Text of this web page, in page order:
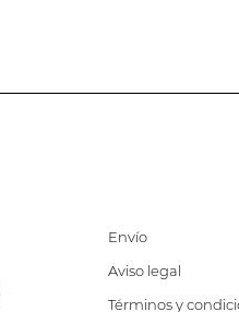
Envío
Aviso legal
Términos y